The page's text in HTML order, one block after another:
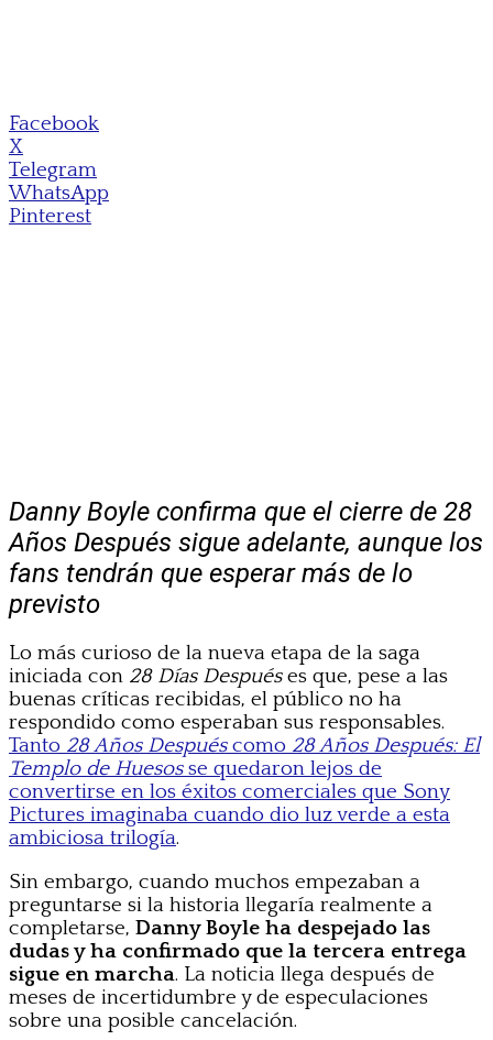
Facebook
X
Telegram
WhatsApp
Pinterest
Danny Boyle confirma que el cierre de 28
Años Después sigue adelante, aunque los
fans tendrán que esperar más de lo
previsto
Lo más curioso de la nueva etapa de la saga
iniciada con 28 Días Despuéses que, pese a las
buenas críticas recibidas, el público no ha
respondido como esperaban sus responsables.
Tanto 28 Años Despuéscomo 28 Años Después: El
Templo de Huesosse quedaron lejos de
convertirse en los éxitos comerciales que Sony
Pictures imaginaba cuando dio luz verde a esta
ambiciosa trilogía.
Sin embargo, cuando muchos empezaban a
preguntarse si la historia llegaría realmente a
completarse, Danny Boyle ha despejado las
dudas y ha confirmado que la tercera entrega
sigue en marcha. La noticia llega después de
meses de incertidumbre y de especulaciones
sobre una posible cancelación.